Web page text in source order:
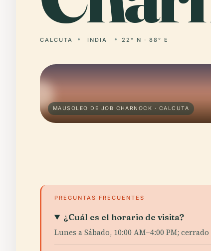
CALCUTA INDIA 22° N · 88° E
MAUSOLEO DE JOB CHARNOCK · CALCUTA
PREGUNTAS FRECUENTES
¿Cuál es el horario de visita?
Lunes a Sábado, 10:00 AM–4:00 PM;